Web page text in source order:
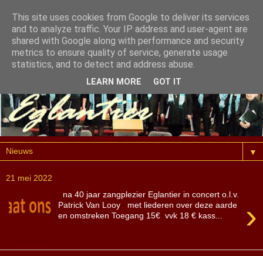
▼
21 mei 2022
›
na 40 jaar zangplezier Eglantier in concert o.l.v.
Patrick Van Looy met liederen over deze aarde
en omstreken Toegang 15€ vvk 18 € kass...
This site uses cookies from Google to deliver its services
and to analyze traffic. Your IP address and user-agent are
shared with Google along with performance and security
metrics to ensure quality of service, generate usage
statistics, and to detect and address abuse.
LEARN MORE GOT IT